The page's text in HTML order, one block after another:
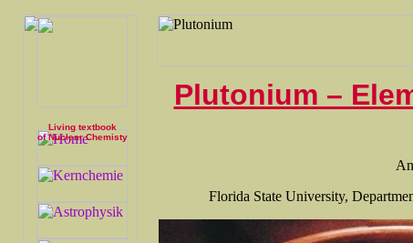
Plutonium –
Florida State University,
Living textbook
of Nuclear Chemisty